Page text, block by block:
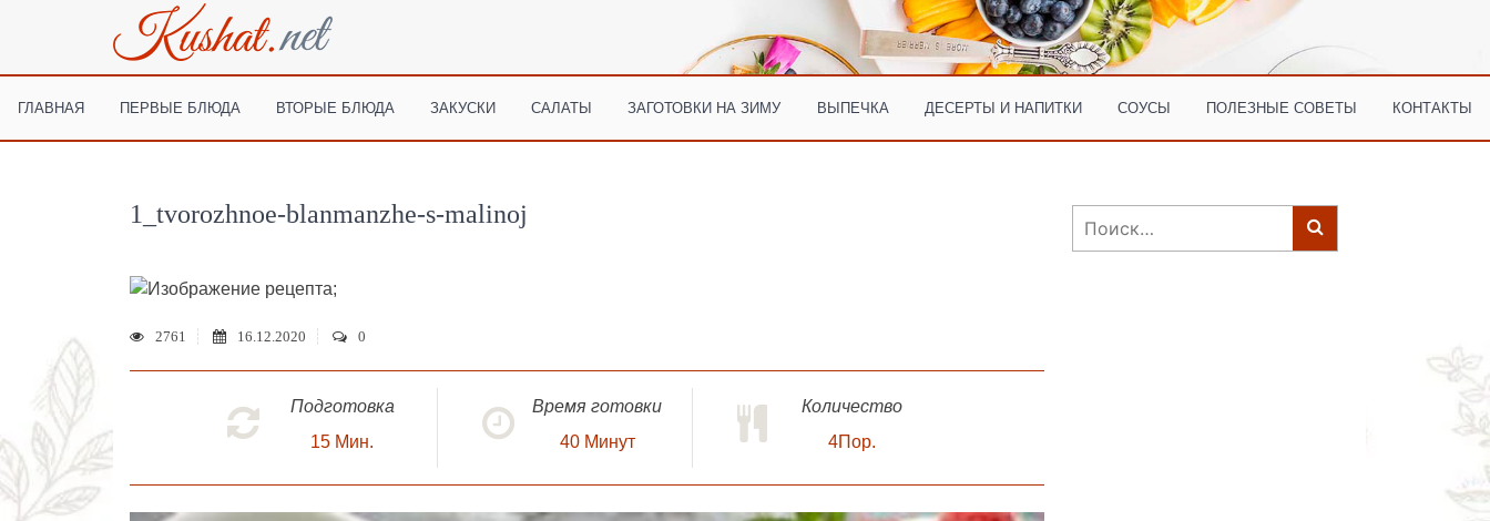
ГЛАВНАЯ ПЕРВЫЕ БЛЮДА ВТОРЫЕ БЛЮДА ЗАКУСКИ САЛАТЫ ЗАГОТОВКИ НА ЗИМУ ВЫПЕЧКА ДЕСЕРТЫ И НАПИТКИ СОУСЫ ПОЛЕЗНЫЕ СОВЕТЫ КОНТАКТЫ
1_tvorozhnoe-blanmanzhe-s-malinoj
;
2761 16.12.2020 0
Подготовка
15 Мин.
Время готовки
40 Минут
Количество
4Пор.
Найти: